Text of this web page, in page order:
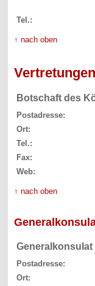
Tel.:
↑ nach oben
Botschaft des
Postadresse:
Ort:
Tel.:
Fax:
Web:
↑ nach oben
Postadresse:
Ort: